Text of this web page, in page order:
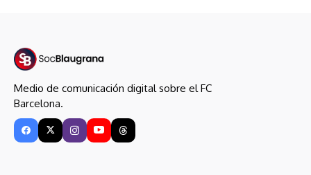
Medio de comunicación digital sobre el FC
Barcelona.